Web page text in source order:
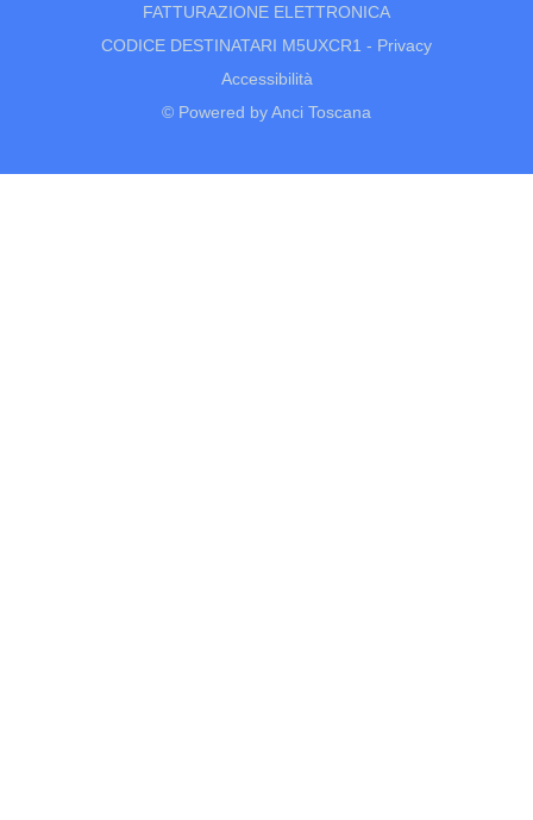
FATTURAZIONE ELETTRONICA
CODICE DESTINATARI M5UXCR1 - Privacy
Accessibilità
© Powered by Anci Toscana